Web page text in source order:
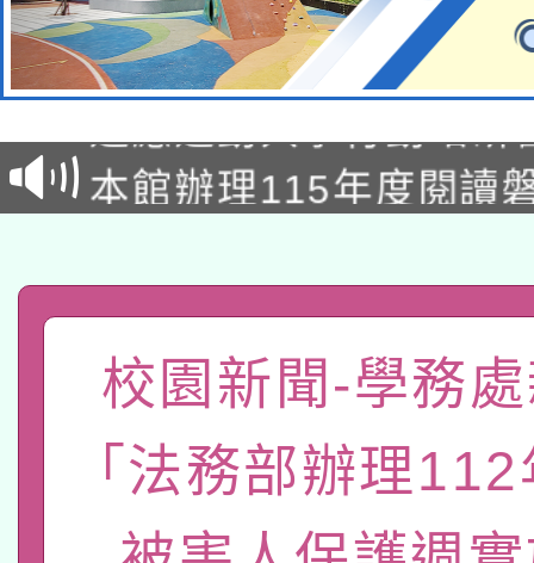
本校115學年度第2次
招)
適應運動共學行動站研
本館辦理115年度閱讀
礎課程
A3數位素養講師名單
「數位內容與教學軟
pilot」
有關大陸委員會函釋公
薪期間赴陸應申請許可
轉知經濟部水利署委託
業技術研究院辦理「
115年8月22日(星期六
校園新聞-學務
「法務部辦理